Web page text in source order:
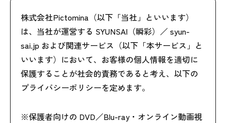
株式会社Pictomina（以下「当社」といいます）
は、当社が運営する SYUNSAI（瞬彩）／ syun-
sai.jp および関連サービス（以下「本サービス」と
いいます）において、お客様の個人情報を適切に
保護することが社会的責務であると考え、以下の
プライバシーポリシーを定めます。
※保護者向けの DVD／Blu-ray・オンライン動画視